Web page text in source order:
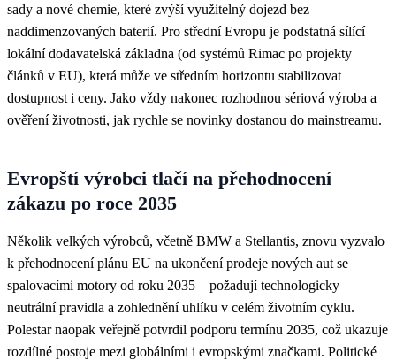
sady a nové chemie, které zvýší využitelný dojezd bez
naddimenzovaných baterií. Pro střední Evropu je podstatná sílící
lokální dodavatelská základna (od systémů Rimac po projekty
článků v EU), která může ve středním horizontu stabilizovat
dostupnost i ceny. Jako vždy nakonec rozhodnou sériová výroba a
ověření životnosti, jak rychle se novinky dostanou do mainstreamu.
Evropští výrobci tlačí na přehodnocení
zákazu po roce 2035
Několik velkých výrobců, včetně BMW a Stellantis, znovu vyzvalo
k přehodnocení plánu EU na ukončení prodeje nových aut se
spalovacími motory od roku 2035 – požadují technologicky
neutrální pravidla a zohlednění uhlíku v celém životním cyklu.
Polestar naopak veřejně potvrdil podporu termínu 2035, což ukazuje
rozdílné postoje mezi globálními i evropskými značkami. Politické